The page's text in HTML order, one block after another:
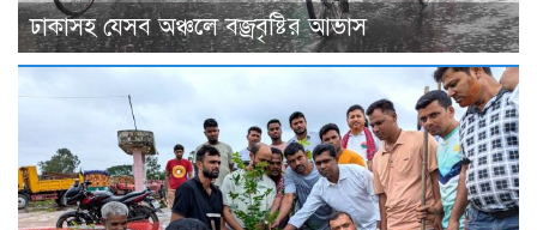
ঢাকাসহ যেসব অঞ্চলে বজ্রবৃষ্টির আভাস